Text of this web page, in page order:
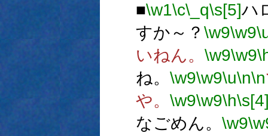
■\w1\c\_q\s[5]ハ
すか～？ \w9\w9
いねん。 \w9\w9
ね。 \w9\w9\u\n\n
や。 \w9\w9\h
なごめん。 \w9